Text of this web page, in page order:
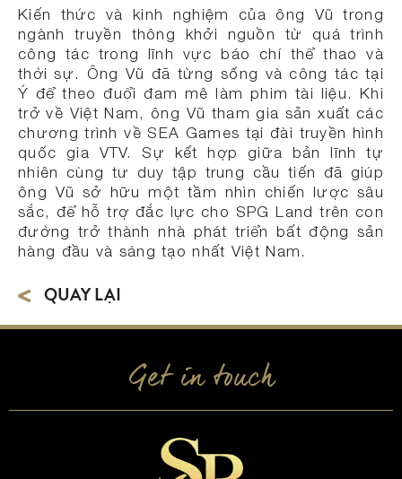
Kiến thức và kinh nghiệm của ông Vũ trong
ngành truyền thông khởi nguồn từ quá trình
công tác trong lĩnh vực báo chí thể thao và
thời sự. Ông Vũ đã từng sống và công tác tại
Ý để theo đuổi đam mê làm phim tài liệu. Khi
trở về Việt Nam, ông Vũ tham gia sản xuất các
chương trình về SEA Games tại đài truyền hình
quốc gia VTV. Sự kết hợp giữa bản lĩnh tự
nhiên cùng tư duy tập trung cầu tiến đã giúp
ông Vũ sở hữu một tầm nhìn chiến lược sâu
sắc, để hỗ trợ đắc lực cho SPG Land trên con
đường trở thành nhà phát triển bất động sản
hàng đầu và sáng tạo nhất Việt Nam.
QUAY LẠI
Get in touch